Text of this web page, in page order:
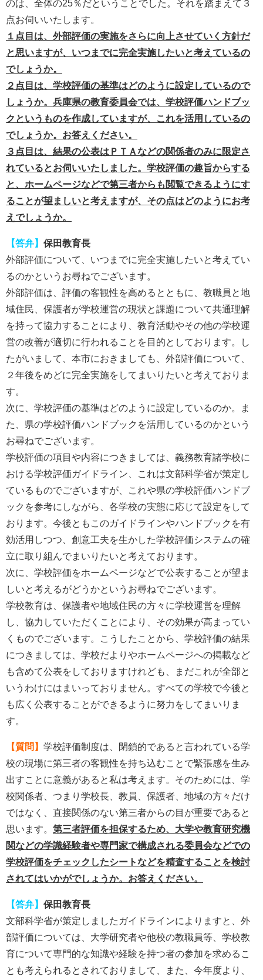
のは、全体の25％だということでした。それを踏まえて３
点お伺いいたします。
１点目は、外部評価の実施をさらに向上させていく方針だ
と思いますが、いつまでに完全実施したいと考えているの
でしょうか。
２点目は、学校評価の基準はどのように設定しているので
しょうか。兵庫県の教育委員会では、学校評価ハンドブッ
クというものを作成していますが、これを活用しているの
でしょうか。お答えください。
３点目は、結果の公表はＰＴＡなどの関係者のみに限定さ
れているとお伺いいたしました。学校評価の趣旨からする
と、ホームページなどで第三者からも閲覧できるようにす
ることが望ましいと考えますが、その点はどのようにお考
えでしょうか。
【答弁】 保田教育長
外部評価について、いつまでに完全実施したいと考えてい
るのかというお尋ねでございます。
外部評価は、評価の客観性を高めるとともに、教職員と地
域住民、保護者が学校運営の現状と課題について共通理解
を持って協力することにより、教育活動やその他の学校運
営の改善が適切に行われることを目的としております。し
たがいまして、本市におきましても、外部評価について、
２年後をめどに完全実施をしてまいりたいと考えておりま
す。
次に、学校評価の基準はどのように設定しているのか。ま
た、県の学校評価ハンドブックを活用しているのかという
お尋ねでございます。
学校評価の項目や内容につきましては、義務教育諸学校に
おける学校評価ガイドライン、これは文部科学省が策定し
ているものでございますが、これや県の学校評価ハンドブ
ックを参考にしながら、各学校の実態に応じて設定をして
おります。今後ともこのガイドラインやハンドブックを有
効活用しつつ、創意工夫を生かした学校評価システムの確
立に取り組んでまいりたいと考えております。
次に、学校評価をホームページなどで公表することが望ま
しいと考えるがどうかというお尋ねでございます。
学校教育は、保護者や地域住民の方々に学校運営を理解
し、協力していただくことにより、その効果が高まってい
くものでございます。こうしたことから、学校評価の結果
につきましては、学校だよりやホームページへの掲載など
も含めて公表をしておりますけれども、まだこれが全部と
いうわけにはまいっておりません。すべての学校で今後と
も広く公表することができるように努力をしてまいりま
す。
【質問】 学校評価制度は、閉鎖的であると言われている学
校の現場に第三者の客観性を持ち込むことで緊張感を生み
出すことに意義があると私は考えます。そのためには、学
校関係者、つまり学校長、教員、保護者、地域の方々だけ
ではなく、直接関係のない第三者からの目が重要であると
思います。 第三者評価を担保するため、大学や教育研究機
関などの学識経験者や専門家で構成される委員会などでの
学校評価をチェックしたシートなどを精査することを検討
されてはいかがでしょうか。お答えください。
【答弁】 保田教育長
文部科学省が策定しましたガイドラインによりますと、外
部評価については、大学研究者や他校の教職員等、学校教
育について専門的な知識や経験を持つ者の参加を求めるこ
とも考えられるとされておりまして、また、今年度より、